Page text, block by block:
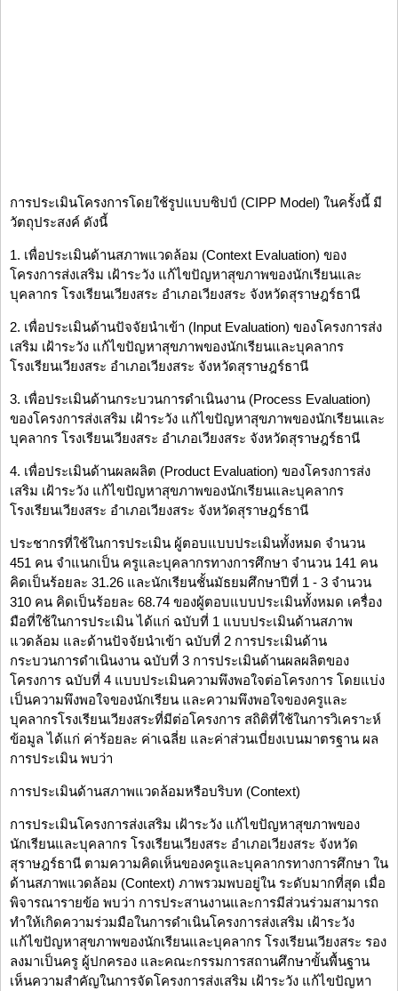
การประเมินโครงการโดยใช้รูปแบบซิปป์ (CIPP Model) ในครั้งนี้ มี
วัตถุประสงค์ ดังนี้
1. เพื่อประเมินด้านสภาพแวดล้อม (Context Evaluation) ของ
โครงการส่งเสริม เฝ้าระวัง แก้ไขปัญหาสุขภาพของนักเรียนและ
บุคลากร โรงเรียนเวียงสระ อำเภอเวียงสระ จังหวัดสุราษฎร์ธานี
2. เพื่อประเมินด้านปัจจัยนำเข้า (Input Evaluation) ของโครงการส่ง
เสริม เฝ้าระวัง แก้ไขปัญหาสุขภาพของนักเรียนและบุคลากร
โรงเรียนเวียงสระ อำเภอเวียงสระ จังหวัดสุราษฎร์ธานี
3. เพื่อประเมินด้านกระบวนการดำเนินงาน (Process Evaluation)
ของโครงการส่งเสริม เฝ้าระวัง แก้ไขปัญหาสุขภาพของนักเรียนและ
บุคลากร โรงเรียนเวียงสระ อำเภอเวียงสระ จังหวัดสุราษฎร์ธานี
4. เพื่อประเมินด้านผลผลิต (Product Evaluation) ของโครงการส่ง
เสริม เฝ้าระวัง แก้ไขปัญหาสุขภาพของนักเรียนและบุคลากร
โรงเรียนเวียงสระ อำเภอเวียงสระ จังหวัดสุราษฎร์ธานี
ประชากรที่ใช้ในการประเมิน ผู้ตอบแบบประเมินทั้งหมด จำนวน
451 คน จำแนกเป็น ครูและบุคลากรทางการศึกษา จำนวน 141 คน
คิดเป็นร้อยละ 31.26 และนักเรียนชั้นมัธยมศึกษาปีที่ 1 - 3 จำนวน
310 คน คิดเป็นร้อยละ 68.74 ของผู้ตอบแบบประเมินทั้งหมด เครื่อง
มือที่ใช้ในการประเมิน ได้แก่ ฉบับที่ 1 แบบประเมินด้านสภาพ
แวดล้อม และด้านปัจจัยนำเข้า ฉบับที่ 2 การประเมินด้าน
กระบวนการดำเนินงาน ฉบับที่ 3 การประเมินด้านผลผลิตของ
โครงการ ฉบับที่ 4 แบบประเมินความพึงพอใจต่อโครงการ โดยแบ่ง
เป็นความพึงพอใจของนักเรียน และความพึงพอใจของครูและ
บุคลากรโรงเรียนเวียงสระที่มีต่อโครงการ สถิติที่ใช้ในการวิเคราะห์
ข้อมูล ได้แก่ ค่าร้อยละ ค่าเฉลี่ย และค่าส่วนเบี่ยงเบนมาตรฐาน ผล
การประเมิน พบว่า
การประเมินด้านสภาพแวดล้อมหรือบริบท (Context)
การประเมินโครงการส่งเสริม เฝ้าระวัง แก้ไขปัญหาสุขภาพของ
นักเรียนและบุคลากร โรงเรียนเวียงสระ อำเภอเวียงสระ จังหวัด
สุราษฎร์ธานี ตามความคิดเห็นของครูและบุคลากรทางการศึกษา ใน
ด้านสภาพแวดล้อม (Context) ภาพรวมพบอยู่ใน ระดับมากที่สุด เมื่อ
พิจารณารายข้อ พบว่า การประสานงานและการมีส่วนร่วมสามารถ
ทำให้เกิดความร่วมมือในการดำเนินโครงการส่งเสริม เฝ้าระวัง
แก้ไขปัญหาสุขภาพของนักเรียนและบุคลากร โรงเรียนเวียงสระ รอง
ลงมาเป็นครู ผู้ปกครอง และคณะกรรมการสถานศึกษาขั้นพื้นฐาน
เห็นความสำคัญในการจัดโครงการส่งเสริม เฝ้าระวัง แก้ไขปัญหา